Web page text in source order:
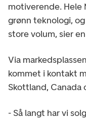
motiverende.
grønn teknologi,
store volum, sier
Via markedsplassen
kommet i kontakt
Skottland, Canada
- Så langt har vi